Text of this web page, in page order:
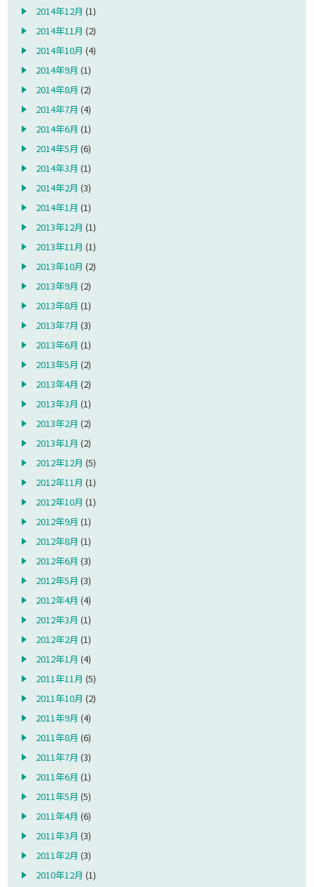
2014年12月 (1)
2014年11月 (2)
2014年10月 (4)
2014年9月 (1)
2014年8月 (2)
2014年7月 (4)
2014年6月 (1)
2014年5月 (6)
2014年3月 (1)
2014年2月 (3)
2014年1月 (1)
2013年12月 (1)
2013年11月 (1)
2013年10月 (2)
2013年9月 (2)
2013年8月 (1)
2013年7月 (3)
2013年6月 (1)
2013年5月 (2)
2013年4月 (2)
2013年3月 (1)
2013年2月 (2)
2013年1月 (2)
2012年12月 (5)
2012年11月 (1)
2012年10月 (1)
2012年9月 (1)
2012年8月 (1)
2012年6月 (3)
2012年5月 (3)
2012年4月 (4)
2012年3月 (1)
2012年2月 (1)
2012年1月 (4)
2011年11月 (5)
2011年10月 (2)
2011年9月 (4)
2011年8月 (6)
2011年7月 (3)
2011年6月 (1)
2011年5月 (5)
2011年4月 (6)
2011年3月 (3)
2011年2月 (3)
2010年12月 (1)